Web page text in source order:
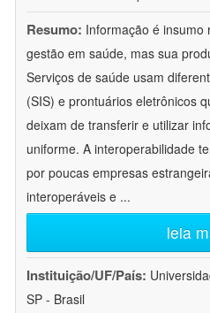
Resumo: Informação é insumo
gestão em saúde, mas sua
Serviços de saúde usam
(SIS) e prontuários eletrônicos
deixam de transferir e utilizar
uniforme. A interoperabilidade
por poucas empresas
interoperáveis e ...
leia
Instituição/UF/País:
SP - Brasil